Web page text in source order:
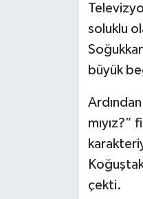
soluklu
büyük
çekti.